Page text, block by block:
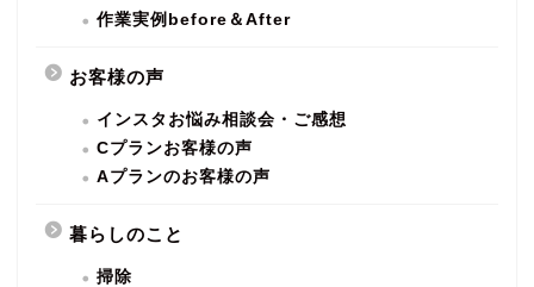
作業実例before＆After
お客様の声
インスタお悩み相談会・ご感想
Cプランお客様の声
Aプランのお客様の声
暮らしのこと
掃除